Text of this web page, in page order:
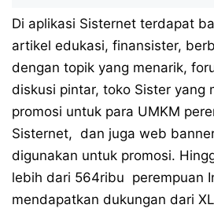
Di aplikasi Sisternet terdapat
artikel edukasi, finansister,
dengan topik yang menarik,
diskusi pintar, toko Sister yang
promosi untuk para UMKM
Sisternet, dan juga web
digunakan untuk promosi.
lebih dari 564ribu perempuan
mendapatkan dukungan dari